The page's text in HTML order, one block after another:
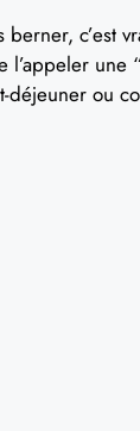
berner, c’est
l’appeler
déjeuner ou